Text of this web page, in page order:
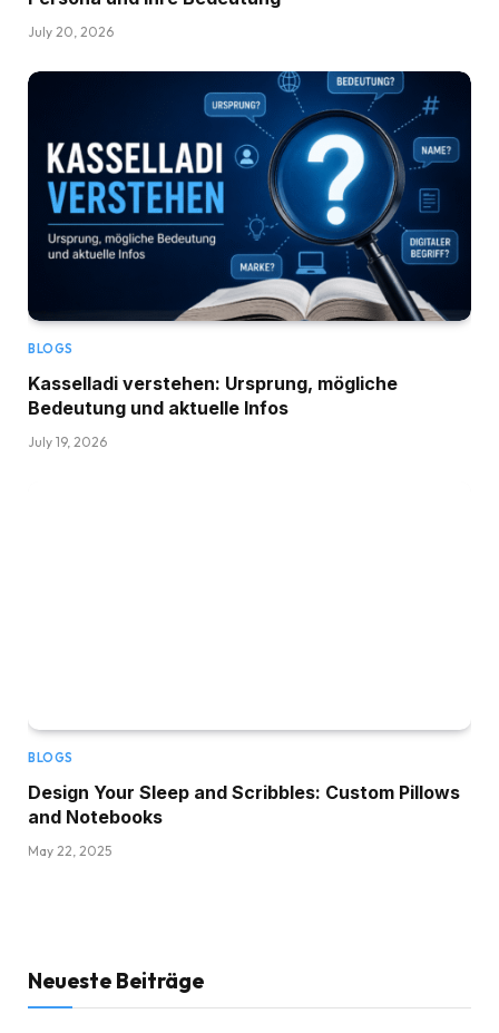
July 20, 2026
BLOGS
Kasselladi verstehen: Ursprung, mögliche
Bedeutung und aktuelle Infos
July 19, 2026
BLOGS
Design Your Sleep and Scribbles: Custom Pillows
and Notebooks
May 22, 2025
Neueste Beiträge